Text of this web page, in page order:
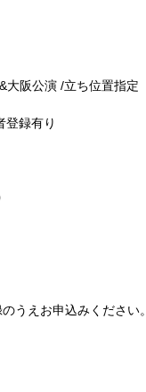
&大阪公演 /立ち位置指定
登録有り
うえお申込みください。